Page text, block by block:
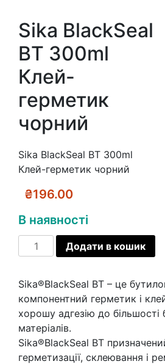
Sika BlackSeal
BT 300ml
Клей-
герметик
чорний
Sika BlackSeal BT 300ml
Клей-герметик чорний
₴196.00
В наявності
Sika
BlackSeal
300ml
Клей-
герметик
чорний
кількість
Додати в кошик
Sika®BlackSeal BT – це
компонентний герметик і
хорошу адгезію до більшості
матеріалів.
Sika®BlackSeal BT
герметизації, склеювання і